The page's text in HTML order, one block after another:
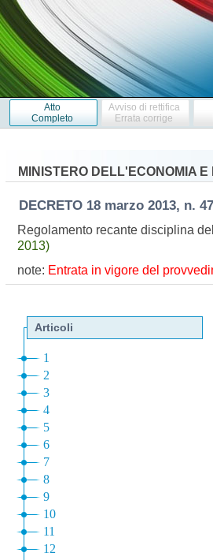
Atto
Completo
Avviso di rettifica
Errata corrige
MINISTERO DELL'ECONOMIA
DECRETO 18 marzo 2013, n. 47
Regolamento recante disciplina
2013)
note: Entrata in vigore del